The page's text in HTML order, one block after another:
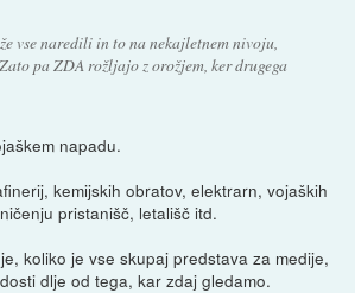
vse naredili in to na nekajletnem nivoju,
pa ZDA rožljajo z orožjem, ker drugega
napadu.
kemijskih obratov, elektrarn, vojaških
pristanišč, letališč itd.
koliko je vse skupaj predstava za medije,
dlje od tega, kar zdaj gledamo.